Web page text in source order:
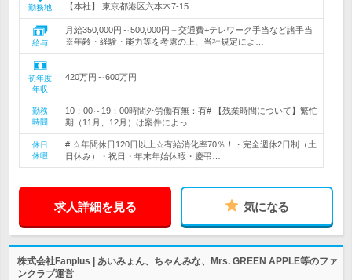
勤務地
【本社】 東京都港区六本木7-15…
給与
月給350,000円～500,000円＋交通費+テレワーク手当など諸手当
※年齢・経験・能力等を考慮の上、当社規定によ…
初年度
年収
420万円～600万円
勤務
時間
10：00～19：00時間外労働有無：有# 【残業時間について】繁忙
期（11月、12月）は案件によっ…
休日
休暇
# ☆年間休日120日以上☆有給消化率70％！・完全週休2日制（土
日休み）・祝日・年末年始休暇・慶弔…
求人詳細を見る 気になる
株式会社Fanplus | あいみょん、ちゃんみな、Mrs. GREEN APPLE等のファ
ンクラブ運営